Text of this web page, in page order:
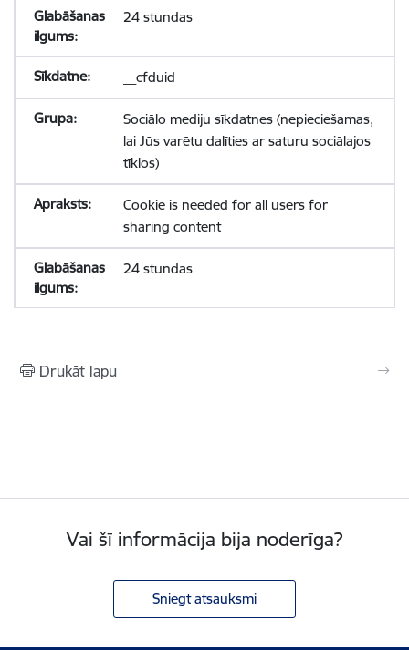
24 stundas
__cfduid
Sociālo mediju sīkdatnes (nepieciešamas,
lai Jūs varētu dalīties ar saturu sociālajos
tīklos)
Cookie is needed for all users for
sharing content
24 stundas
Drukāt lapu
Vai šī informācija bija noderīga?
Sniegt atsauksmi